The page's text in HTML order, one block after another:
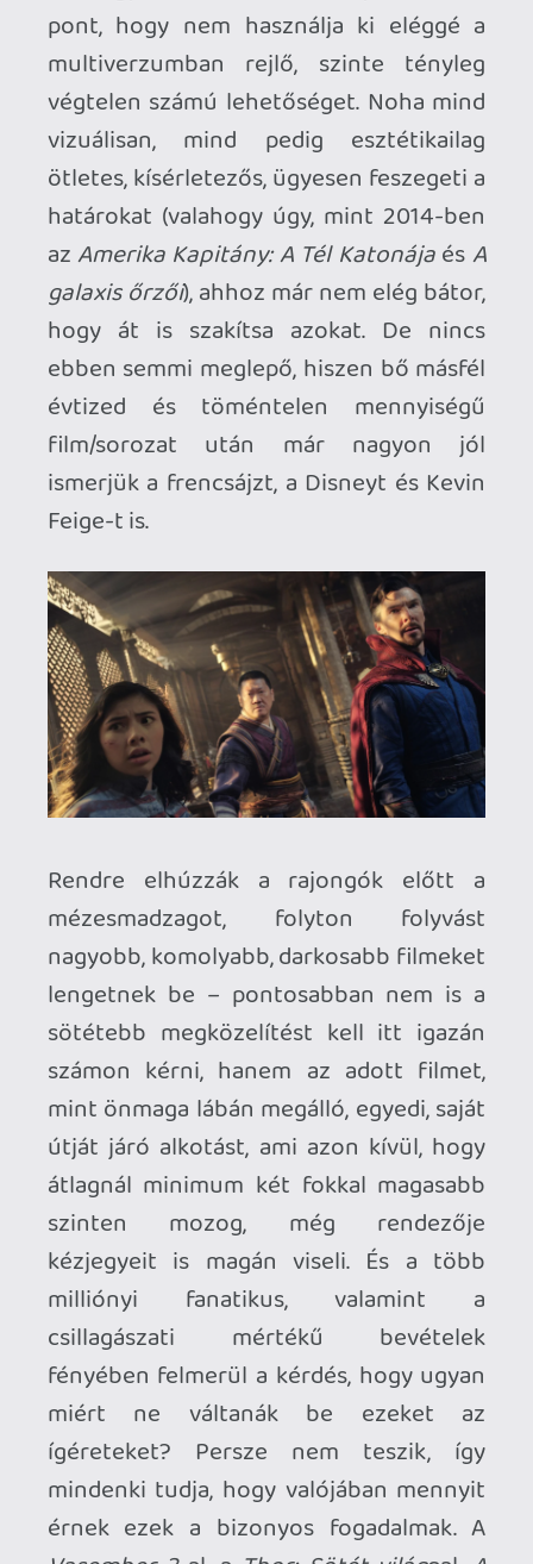
Rendre elhúzzák a rajongók előtt a
mézesmadzagot, folyton folyvást
nagyobb, komolyabb, darkosabb filmeket
lengetnek be – pontosabban nem is a
sötétebb megközelítést kell itt igazán
számon kérni, hanem az adott filmet,
mint önmaga lábán megálló, egyedi, saját
útját járó alkotást, ami azon kívül, hogy
átlagnál minimum két fokkal magasabb
szinten mozog, még rendezője
kézjegyeit is magán viseli. És a több
milliónyi fanatikus, valamint a
csillagászati mértékű bevételek
fényében felmerül a kérdés, hogy ugyan
miért ne váltanák be ezeket az
ígéreteket? Persze nem teszik, így
mindenki tudja, hogy valójában mennyit
érnek ezek a bizonyos fogadalmak. A
Vasember 3-al, a
Hangyával, de még aBosszúállók:
Végjáték
kal is átejtettek minket a
palánkon, ami a komoly hangvételt és a
sötétebb szellemiséget, no meg a lazább
kreatív kontrollt illeti, ezért erősen
kétséges volt, hogy pont egy horroros
beütésű Marvel-film sül majd el jól. És így
jutunk el a második kérdéshez, melyre a
válasz hasonlóan összetett és
ellentmondásos, mint az első – lévén a
multiverzumábankivételes
teljesítményét részben a negyedik fázis
amúgy gyenge felhozatalának
köszönheti. Ámde ha elvonatkoztatunk
az MCU megalomán gépezetétől, akkor is
egy egyedi, Raimi munkásságát
tökéletesen leképző, borzongató,
groteszk, a családbarát besorolást
tényleg komolyan fenyegető filmet
kapunk. A Marvel láthatóan még mindig
keresi az útját a
Végjáték után, de a
filmeknél most először érezni igazán,
hogy tartanak is valahová, ráadásul
meglepő módon Raimi harsány,
öntudatos stílusa tökéletesen
kompatibilis az MCU-val. Chloé Zhao
ugye ezzel az Örökkévalókesetében
félig-meddig elbukott, de itt a horroros
jelenetek, a démonos, boszorkányos
rémálomszerű szekvenciák remekül
együttműködnek a szuperhősős-
képregényes vonallal. Mi több, még a
humor is színvonalas, sőt, ami azt illeti, a